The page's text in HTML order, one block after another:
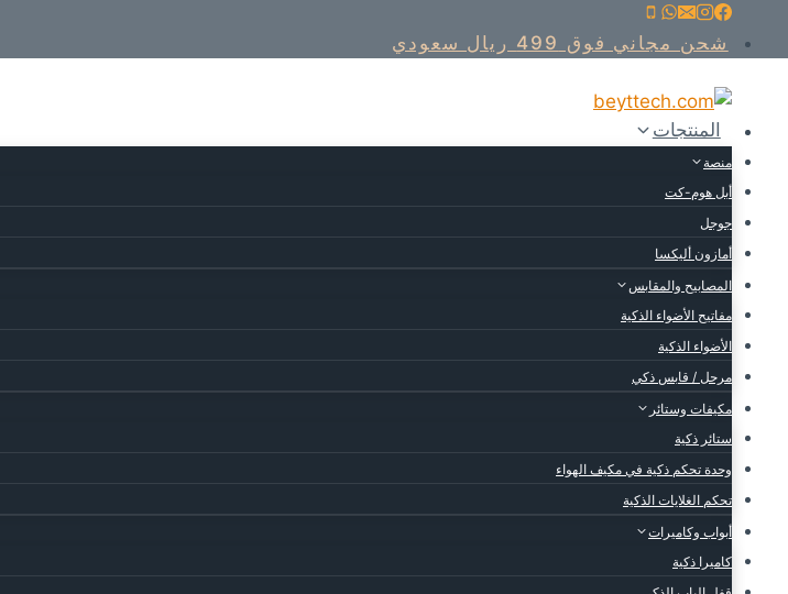
شحن مجاني فوق 499 ريال سعودي
المنتجات
منصة
أبل هوم-كت
جوجل
أمازون أليكسا
المصابيح والمقابس
مفاتيح الأضواء الذكية
الأضواء الذكية
مرحل / قابس ذكي
مكيفات وستائر
ستائر ذكية
وحدة تحكم ذكية في مكيف الهواء
تحكم الغلايات الذكية
أبواب وكاميرات
كاميرا ذكية